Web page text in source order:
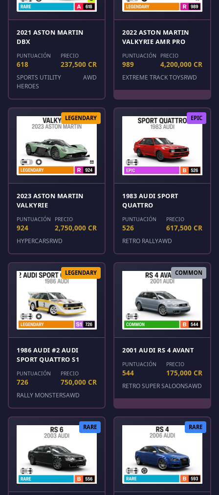
2021 ASTON MARTIN
DBX
PUNTUACIÓN
618
PRECIO
237,500 CR
SPORTS UTILITY
HEROES
AWD
2022 ASTON MARTIN
VALKYRIE AMR PRO
PUNTUACIÓN
989
PRECIO
4,200,000 CR
EXTREME TRACK TOYSRWD
LEGENDARY
2023 ASTON MARTIN
VALKYRIE
PUNTUACIÓN
924
PRECIO
2,750,000 CR
HYPERCARSRWD
EPIC
1983 AUDI SPORT
QUATTRO
PUNTUACIÓN
526
PRECIO
617,500 CR
RETRO RALLYAWD
LEGENDARY
1986 AUDI #2 AUDI
SPORT QUATTRO S1
PUNTUACIÓN
726
PRECIO
750,000 CR
RALLY MONSTERSAWD
COMMON
2001 AUDI RS 4 AVANT
PUNTUACIÓN
544
PRECIO
175,000 CR
RETRO SUPER SALOONSAWD
RARE RARE